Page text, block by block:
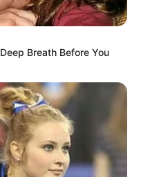
Breath Before You